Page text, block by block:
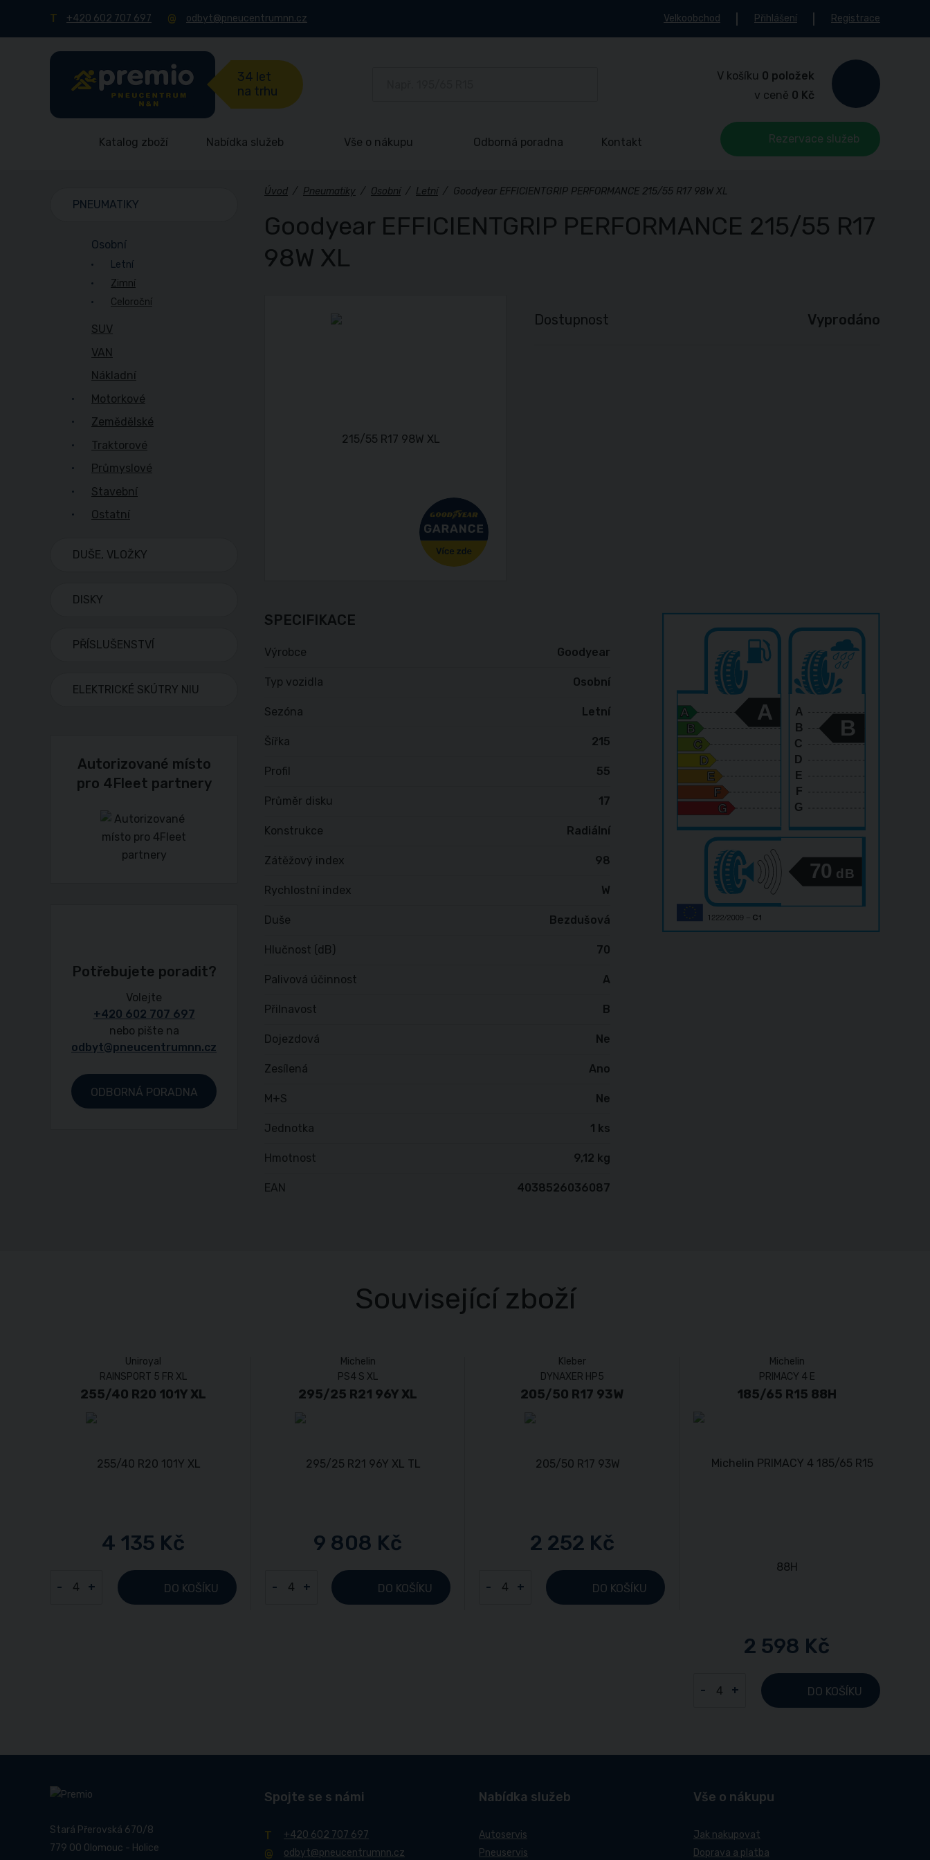
+420 602 707 697 odbyt@pneucentrumnn.cz Velkoobchod Přihlášení Registrace
34 let
na trhu
V košíku 0 položek
v ceně 0 Kč
Katalog zboží Nabídka služeb Vše o nákupu Odborná poradna Kontakt Rezervace služeb
Úvod / Pneumatiky / Osobní / Letní / Goodyear EFFICIENTGRIP PERFORMANCE 215/55 R17 98W XL
Goodyear EFFICIENTGRIP PERFORMANCE 215/55 R17
98W XL
Dostupnost Vyprodáno
SPECIFIKACE
Výrobce Goodyear
Typ vozidla Osobní
Sezóna Letní
Šířka 215
Profil 55
Průměr disku 17
Konstrukce Radiální
Zátěžový index 98
Rychlostní index W
Duše Bezdušová
Hlučnost (dB) 70
Palivová účinnost A
Přilnavost B
Dojezdová Ne
Zesílená Ano
M+S Ne
Jednotka 1 ks
Hmotnost 9,12 kg
EAN 4038526036087
A
B
C
D
E
F
G
70 dB
A
B
PNEUMATIKY
Osobní
Letní
Zimní
Celoroční
SUV
VAN
Nákladní
Motorkové
Zemědělské
Traktorové
Průmyslové
Stavební
Ostatní
DUŠE, VLOŽKY
DISKY
PŘÍSLUŠENSTVÍ
ELEKTRICKÉ SKÚTRY NIU
Autorizované místo
pro 4Fleet partnery
Potřebujete poradit?
Volejte
+420 602 707 697
nebo pište na
odbyt@pneucentrumnn.cz
ODBORNÁ PORADNA
Související zboží
Uniroyal
RAINSPORT 5 FR XL
255/40 R20 101Y XL
4 135 Kč
- + DO KOŠÍKU
Michelin
PS4 S XL
295/25 R21 96Y XL
9 808 Kč
- + DO KOŠÍKU
Kleber
DYNAXER HP5
205/50 R17 93W
2 252 Kč
- + DO KOŠÍKU
Michelin
PRIMACY 4 E
185/65 R15 88H
2 598 Kč
- + DO KOŠÍKU
Stará Přerovská 670/8
779 00 Olomouc - Holice
Spojte se s námi
+420 602 707 697
odbyt@pneucentrumnn.cz
Nabídka služeb
Autoservis
Pneuservis
Vše o nákupu
Jak nakupovat
Doprava a platba